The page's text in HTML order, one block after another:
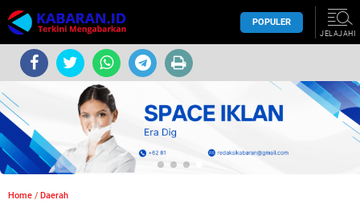
POPULER
JELAJAHI
Home / Daerah